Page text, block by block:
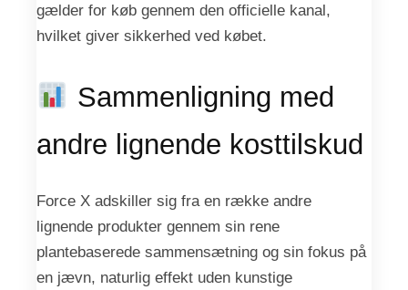
gælder for køb gennem den officielle kanal,
hvilket giver sikkerhed ved købet.
Sammenligning med
andre lignende kosttilskud
Force X adskiller sig fra en række andre
lignende produkter gennem sin rene
plantebaserede sammensætning og sin fokus på
en jævn, naturlig effekt uden kunstige